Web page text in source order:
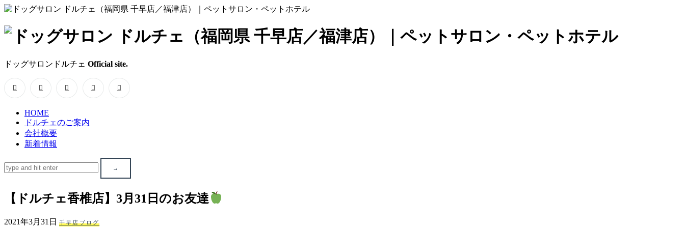
ド
ッ
グ
サ
ロ
ン
ド
ル
チ
ドッグサロンドルチェ Official site.
HOME
ドルチェのご案内
会社概要
新着情報
【ドルチェ香椎店】3月31日のお友達
2021年3月31日 千早店ブログ